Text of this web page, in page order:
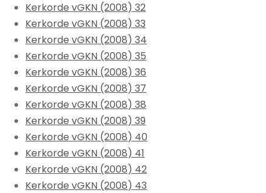
Kerkorde vGKN (2008) 32
Kerkorde vGKN (2008) 33
Kerkorde vGKN (2008) 34
Kerkorde vGKN (2008) 35
Kerkorde vGKN (2008) 36
Kerkorde vGKN (2008) 37
Kerkorde vGKN (2008) 38
Kerkorde vGKN (2008) 39
Kerkorde vGKN (2008) 40
Kerkorde vGKN (2008) 41
Kerkorde vGKN (2008) 42
Kerkorde vGKN (2008) 43